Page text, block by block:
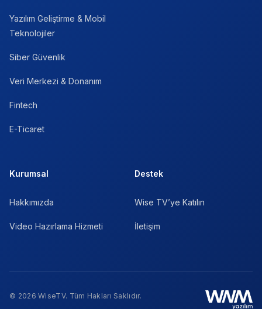
Yazılım Geliştirme & Mobil
Teknolojiler
Siber Güvenlik
Veri Merkezi & Donanım
Fintech
E-Ticaret
Kurumsal
Hakkımızda
Video Hazırlama Hizmeti
Destek
Wise TV’ye Katılın
İletişim
© 2026 WiseTV. Tüm Hakları Saklıdır.